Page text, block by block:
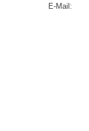
E-Mail: